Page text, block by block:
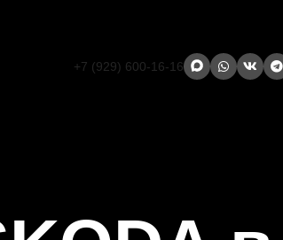
+7 (929) 600-16-16